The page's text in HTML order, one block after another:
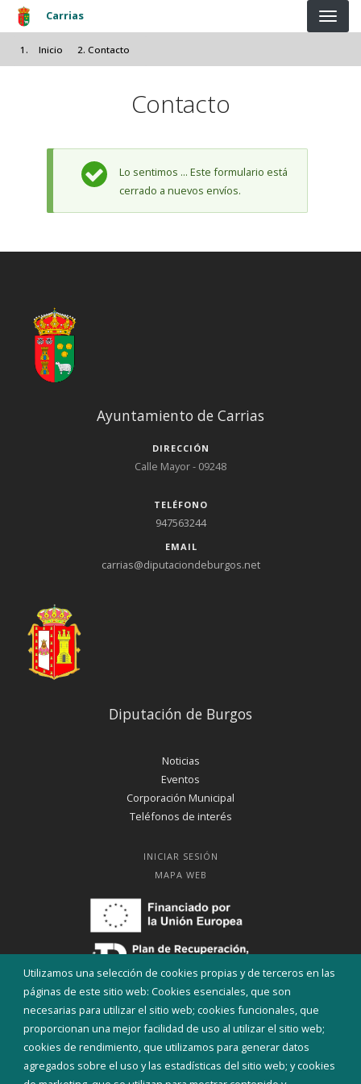
Pasar al contenido principal
Carrias
Inicio Contacto
Contacto
Mensaje de estado
Lo sentimos ... Este formulario está
cerrado a nuevos envíos.
Utilizamos una selección de cookies propias y de terceros en las
páginas de este sitio web: Cookies esenciales, que son
necesarias para utilizar el sitio web; cookies funcionales, que
proporcionan una mejor facilidad de uso al utilizar el sitio web;
cookies de rendimiento, que utilizamos para generar datos
agregados sobre el uso y las estadísticas del sitio web; y cookies
Ayuntamiento de Carrias
DIRECCIÓN
Calle Mayor - 09248
TELÉFONO
947563244
EMAIL
carrias@diputaciondeburgos.net
Diputación de Burgos
Noticias
Eventos
Corporación Municipal
Teléfonos de interés
INICIAR SESIÓN
MAPA WEB